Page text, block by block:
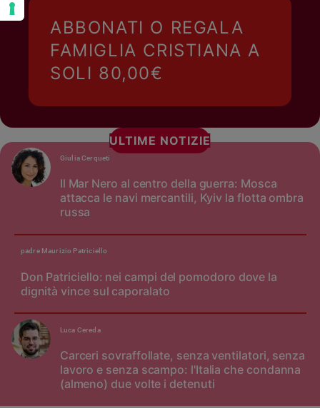
ABBONATI O REGALA
FAMIGLIA CRISTIANA A
SOLI 80,00€
ULTIME NOTIZIE
Il Mar Nero al centro della guerra: Mosca
attacca le navi mercantili, Kyiv la flotta ombra
russa
Giulia Cerqueti
Don Patriciello: nei campi del pomodoro dove la
dignità vince sul caporalato
padre Maurizio Patriciello
Carceri sovraffollate, senza ventilatori, senza
lavoro e senza scampo: l'Italia che condanna
(almeno) due volte i detenuti
Luca Cereda